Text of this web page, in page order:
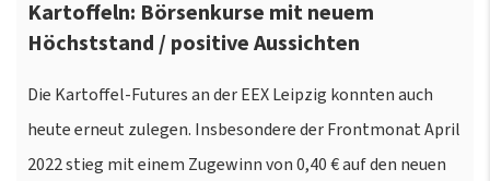
Kartoffeln: Börsenkurse mit neuem
Höchststand / positive Aussichten
Die Kartoffel-Futures an der EEX Leipzig konnten auch
heute erneut zulegen. Insbesondere der Frontmonat April
2022 stieg mit einem Zugewinn von 0,40 € auf den neuen